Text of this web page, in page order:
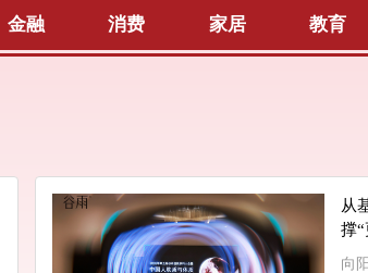
金融 消费 家居 教育
从
撑
向